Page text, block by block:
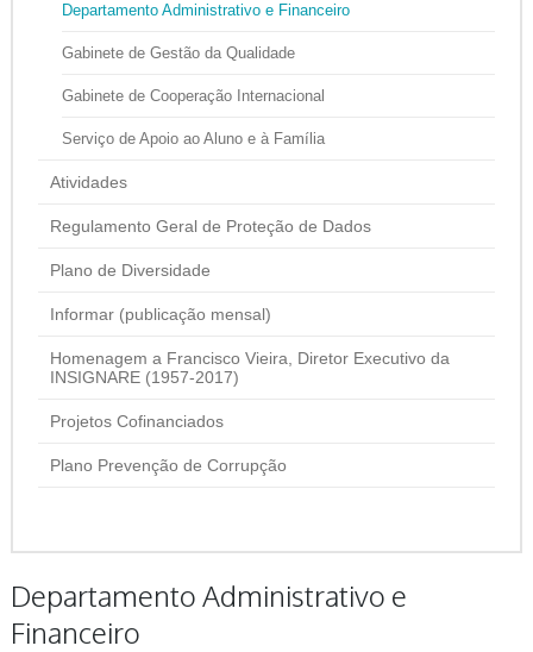
Departamento Administrativo e Financeiro
Gabinete de Gestão da Qualidade
Gabinete de Cooperação Internacional
Serviço de Apoio ao Aluno e à Família
Atividades
Regulamento Geral de Proteção de Dados
Plano de Diversidade
Informar (publicação mensal)
Homenagem a Francisco Vieira, Diretor Executivo da
INSIGNARE (1957-2017)
Projetos Cofinanciados
Plano Prevenção de Corrupção
Departamento Administrativo e
Financeiro